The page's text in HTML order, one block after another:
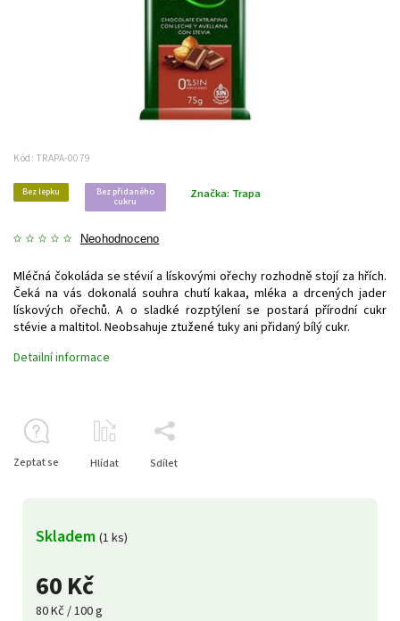
Kód: TRAPA-0079
Bez lepku Bez přidaného
cukru
Neohodnoceno
Značka: Trapa
60 Kč
80 Kč / 100 g
Skladem (1 ks)
Mléčná čokoláda se stévií a lískovými ořechy rozhodně stojí za hřích.
Čeká na vás dokonalá souhra chutí kakaa, mléka a drcených jader
lískových ořechů. A o sladké rozptýlení se postará přírodní cukr
stévie a maltitol. Neobsahuje ztužené tuky ani přidaný bílý cukr.
Detailní informace
Zeptat se Hlídat Sdílet